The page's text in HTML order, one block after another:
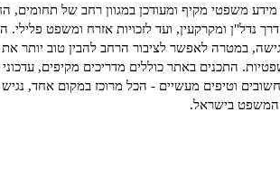
משפטי מקיף ומעודכן במגוון רחב של תחומים,
נדל"ן ומקרקעין, ועד לזכויות אזרח ומשפט פלילי.
במטרה לאפשר לציבור הרחב להבין טוב יותר את
התכנים באתר כוללים מדריכים מקיפים,
חשובים וטיפים מעשיים - הכל מרוכז במקום אחד, נגיש
המשפט בישראל.